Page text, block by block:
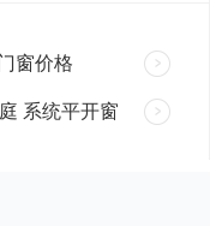
窗价格
系统平开窗